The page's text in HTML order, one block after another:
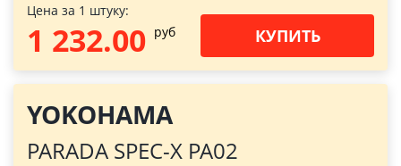
Цена за 1 штуку:
1 232.00 pуб КУПИТЬ
YOKOHAMA
PARADA SPEC-X PA02